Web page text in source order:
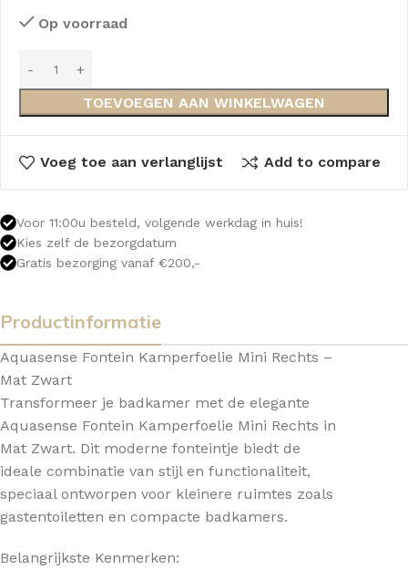
Op voorraad
TOEVOEGEN AAN WINKELWAGEN
Voeg toe aan verlanglijst Add to compare
Voor 11:00u besteld, volgende werkdag in huis!
Kies zelf de bezorgdatum
Gratis bezorging vanaf €200,-
Productinformatie
Aquasense Fontein Kamperfoelie Mini Rechts –
Mat Zwart
Transformeer je badkamer met de elegante
Aquasense Fontein Kamperfoelie Mini Rechts in
Mat Zwart. Dit moderne fonteintje biedt de
ideale combinatie van stijl en functionaliteit,
speciaal ontworpen voor kleinere ruimtes zoals
gastentoiletten en compacte badkamers.
Belangrijkste Kenmerken: